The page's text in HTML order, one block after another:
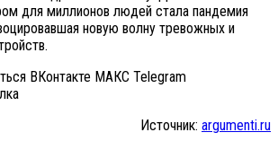
для миллионов людей стала пандемия
новую волну тревожных и
ВКонтакте МАКС Telegram
Источник: argumenti.ru